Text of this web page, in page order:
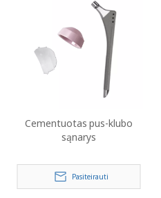
Cementuotas pus-klubo
sąnarys
Pasiteirauti